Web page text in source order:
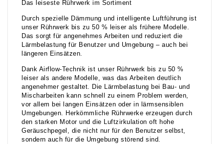
Das leiseste Rührwerk im Sortiment
Durch spezielle Dämmung und intelligente Luftführung ist
unser Rührwerk bis zu 50 % leiser als frühere Modelle.
Das sorgt für angenehmes Arbeiten und reduziert die
Lärmbelastung für Benutzer und Umgebung – auch bei
längeren Einsätzen.
Dank Airflow-Technik ist unser Rührwerk bis zu 50 %
leiser als andere Modelle, was das Arbeiten deutlich
angenehmer gestaltet. Die Lärmbelastung bei Bau- und
Mischarbeiten kann schnell zu einem Problem werden,
vor allem bei langen Einsätzen oder in lärmsensiblen
Umgebungen. Herkömmliche Rührwerke erzeugen durch
den starken Motor und die Luftzirkulation oft hohe
Geräuschpegel, die nicht nur für den Benutzer selbst,
sondern auch für die Umgebung störend sind.